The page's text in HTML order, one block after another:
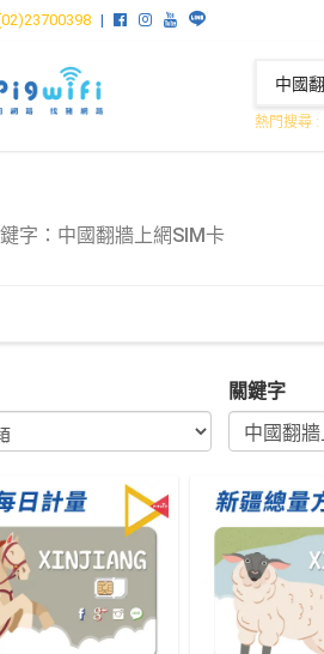
熱門搜尋 :
字：中國翻牆上網SIM卡
關鍵字